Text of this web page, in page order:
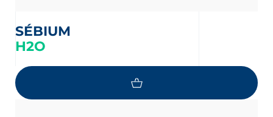
SÉBIUM
H2O